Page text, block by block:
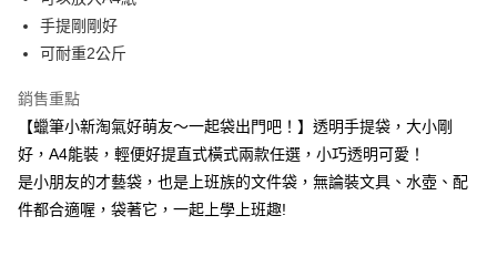
大哥付你分期
相關說明
1.本服務由台灣大哥大提供，台灣大哥大用戶可立即使用無須另外申請。
2.付款方式選擇「大哥付你分期」，訂單成立後會自動跳轉到大哥付的交易
流程，驗證手機門號後，選擇欲分期的期數、繳款截止日，確認付款後即完
成交易。
4.訂單成立30分鐘內，如未前往確認交易或遇審核未通過，訂單將自動取
消。如遇「轉專審核」未通過狀況，表示未達大哥付你分期系統評分，恕無
【關於「AFTEE先享後付」】
AFTEE先享後付是「在收到商品之後才付款」的支付方式。 讓您購物簡單
便利好安心！
１．簡單：不需註冊會員、不需綁卡、不需儲值。
２．便利：只要手機號碼，簡訊認證，即可結帳。
ATM付款
運送方式
手提剛剛好
可耐重2公斤
銷售重點
【蠟筆小新淘氣好萌友～一起袋出門吧！】透明手提袋，大小剛
好，A4能裝，輕便好提直式橫式兩款任選，小巧透明可愛！
是小朋友的才藝袋，也是上班族的文件袋，無論裝文具、水壺、配
件都合適喔，袋著它，一起上學上班趣!